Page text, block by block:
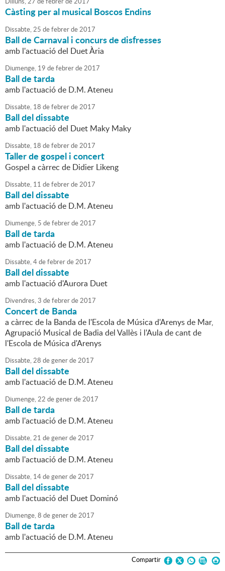
Càsting per al musical Boscos Endins
Dissabte,25 defebrerde2017
Ball de Carnaval i concurs de disfresses
amb l'actuació del Duet Ària
Diumenge, 19 defebrerde2017
Ball de tarda
amb l'actuació de D.M. Ateneu
Dissabte, 18 defebrerde2017
Ball del dissabte
amb l'actuació del Duet Maky Maky
Dissabte, 18 defebrerde2017
Taller de gospel i concert
Gospel a càrrec de Didier Likeng
Dissabte, 11 defebrerde2017
Ball del dissabte
amb l'actuació de D.M. Ateneu
Diumenge, 5 defebrerde2017
Ball de tarda
amb l'actuació de D.M. Ateneu
Dissabte,4defebrerde2017
Ball del dissabte
amb l'actuació d'Aurora Duet
Divendres,3 defebrerde2017
Concert de Banda
a càrrec de la Banda de l'Escola de Música d'Arenys de Mar,
Agrupació Musical de Badia del Vallès i l'Aula de cant de
l'Escola de Música d'Arenys
Dissabte,28 degenerde2017
Ball del dissabte
amb l'actuació de D.M. Ateneu
Diumenge,22 degenerde2017
Ball de tarda
amb l'actuació de D.M. Ateneu
Dissabte,21 degenerde2017
Ball del dissabte
amb l'actuació de D.M. Ateneu
Dissabte, 14degenerde2017
Ball del dissabte
amb l'actuació del Duet Dominó
Diumenge,8 degenerde2017
Ball de tarda
amb l'actuació de D.M. Ateneu
Compartir